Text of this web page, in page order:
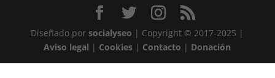
Diseñado porsocialyseo | Copyright © 2017-2025 |
Aviso legal | Cookies | Contacto | Donación